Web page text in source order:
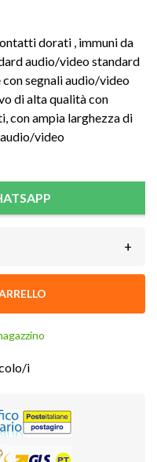
dorati , immuni da
audio/video standard
segnali audio/video
di alta qualità con
con ampia larghezza di
video
+
i